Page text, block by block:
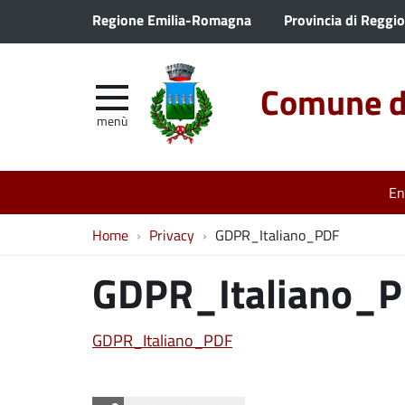
Regione Emilia-Romagna Provincia di
Comune
menù
Home Privacy GDPR_Italiano_PDF
GDPR_Italiano_PDF